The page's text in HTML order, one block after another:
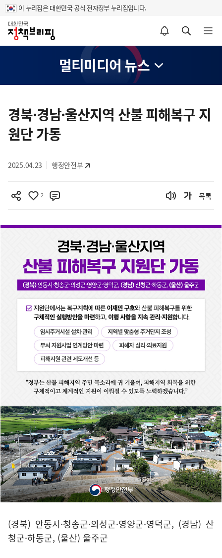
이 누리집은 대한민국 공식 전자정부 누리집입니다.
홈
알림설정 바로가기 검색 바로가기 메뉴 열기
멀티미디어 뉴스
텐
츠
영
경북·경남·울산지역 산불 피해복구 지
원단 가동
2025.04.23 행정안전부
2 목록
(경북) 안동시·청송군·의성군·영양군·영덕군, (경남) 산
청군·하동군, (울산) 울주군